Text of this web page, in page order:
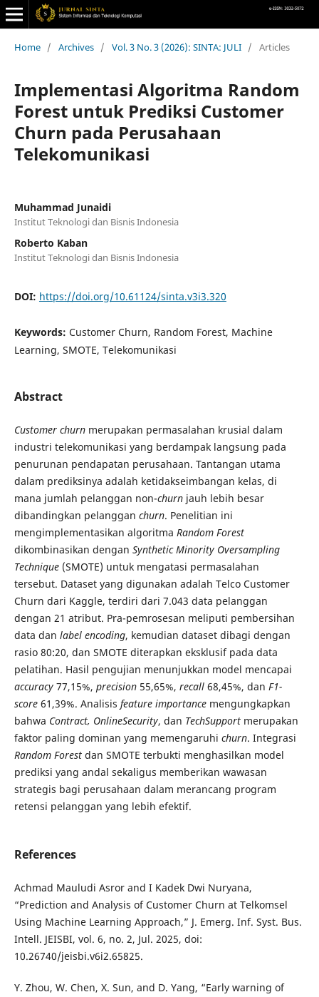
Home / Archives / Vol. 3 No. 3 (2026): SINTA: JULI / Articles
Implementasi Algoritma Random
Forest untuk Prediksi Customer
Churn pada Perusahaan
Telekomunikasi
Muhammad Junaidi
Institut Teknologi dan Bisnis Indonesia
Roberto Kaban
Institut Teknologi dan Bisnis Indonesia
DOI: https://doi.org/10.61124/sinta.v3i3.320
Keywords: Customer Churn, Random Forest, Machine
Learning, SMOTE, Telekomunikasi
Abstract
Customer churnmerupakan permasalahan krusial dalam
industri telekomunikasi yang berdampak langsung pada
penurunan pendapatan perusahaan. Tantangan utama
dalam prediksinya adalah ketidakseimbangan kelas, di
mana jumlah pelanggan non-churnjauh lebih besar
dibandingkan pelanggan churn. Penelitian ini
mengimplementasikan algoritma Random Forest
dikombinasikan dengan Synthetic Minority Oversampling
Technique(SMOTE) untuk mengatasi permasalahan
tersebut. Dataset yang digunakan adalah Telco Customer
Churn dari Kaggle, terdiri dari 7.043 data pelanggan
dengan 21 atribut. Pra-pemrosesan meliputi pembersihan
data dan label encoding, kemudian dataset dibagi dengan
rasio 80:20, dan SMOTE diterapkan eksklusif pada data
pelatihan. Hasil pengujian menunjukkan model mencapai
accuracy77,15%, precision55,65%, recall68,45%, dan F1-
score61,39%. Analisis feature importancemengungkapkan
bahwa Contract, OnlineSecurity, dan TechSupportmerupakan
faktor paling dominan yang memengaruhi churn. Integrasi
Random Forestdan SMOTE terbukti menghasilkan model
prediksi yang andal sekaligus memberikan wawasan
strategis bagi perusahaan dalam merancang program
retensi pelanggan yang lebih efektif.
References
Achmad Mauludi Asror and I Kadek Dwi Nuryana,
“Prediction and Analysis of Customer Churn at Telkomsel
Using Machine Learning Approach,” J. Emerg. Inf. Syst. Bus.
Intell. JEISBI, vol. 6, no. 2, Jul. 2025, doi:
10.26740/jeisbi.v6i2.65825.
Y. Zhou, W. Chen, X. Sun, and D. Yang, “Early warning of